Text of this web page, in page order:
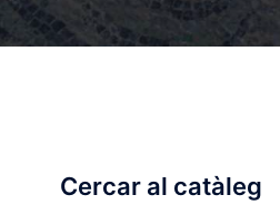
Cercar al catàleg